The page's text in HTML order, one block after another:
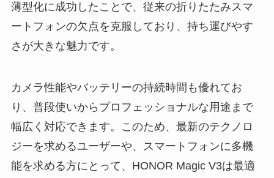
薄型化に成功したことで、従来の折りたたみスマ
ートフォンの欠点を克服しており、持ち運びやす
さが大きな魅力です。
カメラ性能やバッテリーの持続時間も優れてお
り、普段使いからプロフェッショナルな用途まで
幅広く対応できます。このため、最新のテクノロ
ジーを求めるユーザーや、スマートフォンに多機
能を求める方にとって、HONOR Magic V3は最適